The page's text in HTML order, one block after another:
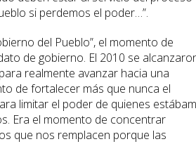
si perdemos el poder…”.
del Pueblo”, el momento de
de gobierno. El 2010 se
realmente avanzar hacia una
de fortalecer más que nunca el
limitar el poder de quienes
Era el momento de concentrar
que nos remplacen porque las